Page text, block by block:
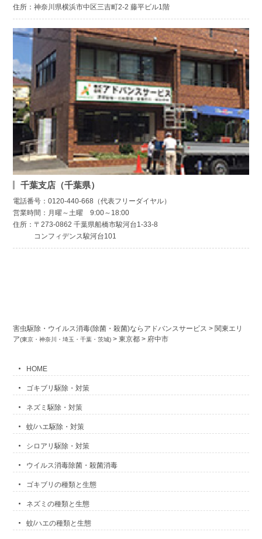
住所：神奈川県横浜市中区三吉町2-2 藤平ビル1階
千葉支店（千葉県）
電話番号：0120-440-668（代表フリーダイヤル）
営業時間：月曜～土曜 9:00～18:00
住所：〒273-0862 千葉県船橋市駿河台1-33-8
コンフィデンス駿河台101
害虫駆除・ウイルス消毒(除菌・殺菌)ならアドバンスサービス > 関東エリ
ア(東京・神奈川・埼玉・千葉・茨城) >東京都 > 府中市
HOME
ゴキブリ駆除・対策
ネズミ駆除・対策
蚊/ハエ駆除・対策
シロアリ駆除・対策
ウイルス消毒除菌・殺菌消毒
ゴキブリの種類と生態
ネズミの種類と生態
蚊/ハエの種類と生態